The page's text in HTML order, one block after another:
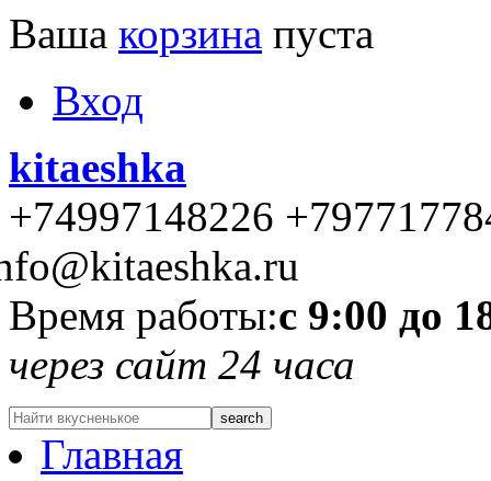
Ваша корзина пуста
Вход
kitaeshka
+74997148226
Время работы:с 9:00 до
через сайт 24 часа
Главная